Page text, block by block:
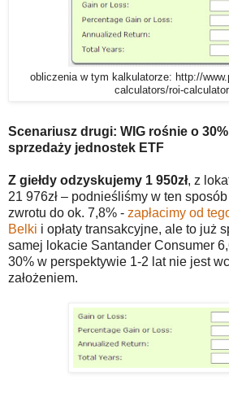
obliczenia w tym kalkulatorze: http://
calculators/roi-
Scenariusz drugi: WIG rośnie o
sprzedaży jednostek ETF
Z giełdy odzyskujemy 1 950zł, z
21 976zł – podnieśliśmy w ten
zwrotu do ok. 7,8% - zapłacimy od
Belki i opłaty transakcyjne, ale to już
samej lokacie Santander Consumer
30% w perspektywie 1-2 lat nie jest
założeniem.